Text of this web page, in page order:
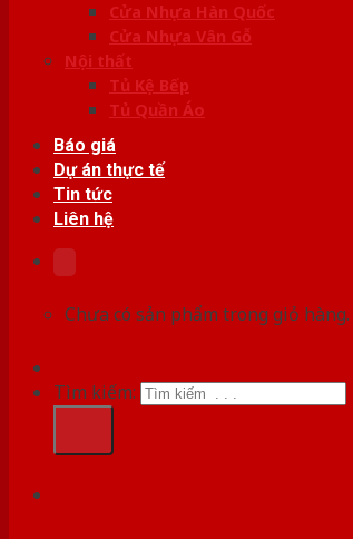
Cửa Nhựa Hàn Quốc
Cửa Nhựa Vân Gỗ
Nội thất
Tủ Kệ Bếp
Tủ Quần Áo
Báo giá
Dự án thực tế
Tin tức
Liên hệ
Chưa có sản phẩm trong giỏ hàng.
Tìm kiếm: